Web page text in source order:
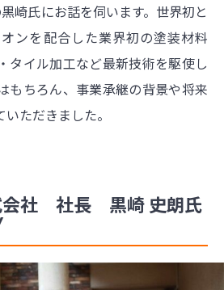
崎氏にお話を伺います。世界初と
ンを配合した業界初の塗装材料
タイル加工など最新技術を駆使し
もちろん、事業承継の背景や将来
ただきました。
会社 社長 黒崎 史朗氏